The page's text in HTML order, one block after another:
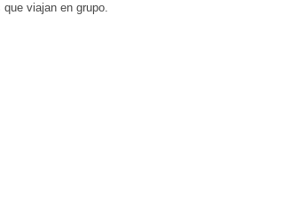
viajan en grupo.